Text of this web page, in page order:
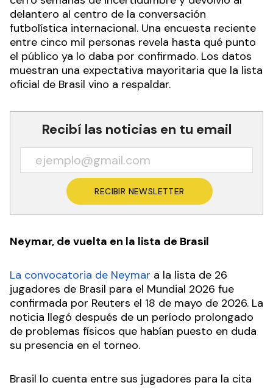
delantero al centro de la conversación
futbolística internacional. Una encuesta reciente
entre cinco mil personas revela hasta qué punto
el público ya lo daba por confirmado. Los datos
muestran una expectativa mayoritaria que la lista
oficial de Brasil vino a respaldar.
Recibí las noticias en tu email
RECIBIR NEWSLETTER
Neymar, de vuelta en la lista de Brasil
La convocatoria de Neymar a la lista de 26
jugadores de Brasil para el Mundial 2026 fue
confirmada por Reuters el 18 de mayo de 2026. La
noticia llegó después de un período prolongado
de problemas físicos que habían puesto en duda
su presencia en el torneo.
Brasil lo cuenta entre sus jugadores para la cita